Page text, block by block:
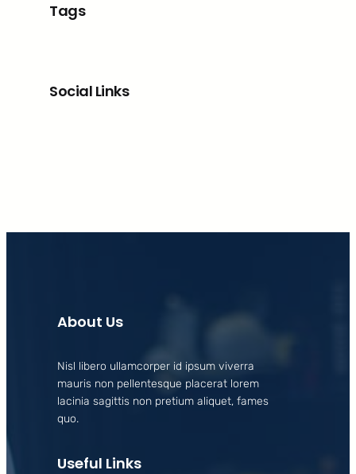
Tags
Social Links
About Us
Nisl libero ullamcorper id ipsum viverra
mauris non pellentesque placerat lorem
lacinia sagittis non pretium aliquet, fames
quo.
Useful Links